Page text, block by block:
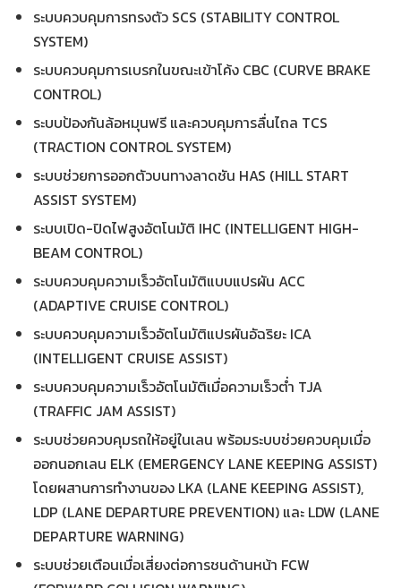
ระบบควบคุมการทรงตัว SCS (STABILITY CONTROL
SYSTEM)
ระบบควบคุมการเบรกในขณะเข้าโค้ง CBC (CURVE BRAKE
CONTROL)
ระบบป้องกันล้อหมุนฟรี และควบคุมการลื่นไถล TCS
(TRACTION CONTROL SYSTEM)
ระบบช่วยการออกตัวบนทางลาดชัน HAS (HILL START
ASSIST SYSTEM)
ระบบเปิด-ปิดไฟสูงอัตโนมัติ IHC (INTELLIGENT HIGH-
BEAM CONTROL)
ระบบควบคุมความเร็วอัตโนมัติแบบแปรผัน ACC
(ADAPTIVE CRUISE CONTROL)
ระบบควบคุมความเร็วอัตโนมัติแปรผันอัฉริยะ ICA
(INTELLIGENT CRUISE ASSIST)
ระบบควบคุมความเร็วอัตโนมัติเมื่อความเร็วต่ำ TJA
(TRAFFIC JAM ASSIST)
ระบบช่วยควบคุมรถให้อยู่ในเลน พร้อมระบบช่วยควบคุมเมื่อ
ออกนอกเลน ELK (EMERGENCY LANE KEEPING ASSIST)
โดยผสานการทำงานของ LKA (LANE KEEPING ASSIST),
LDP (LANE DEPARTURE PREVENTION) และ LDW (LANE
DEPARTURE WARNING)
ระบบช่วยเตือนเมื่อเสี่ยงต่อการชนด้านหน้า FCW